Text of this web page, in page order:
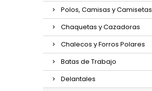
Polos, Camisas y Camisetas
Chaquetas y Cazadoras
Chalecos y Forros Polares
Batas de Trabajo
Delantales